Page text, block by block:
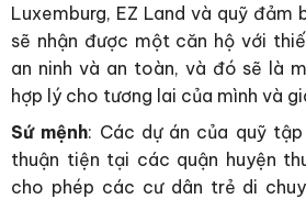
Luxemburg, EZ Land và quỹ đảm
sẽ nhận được một căn hộ với
an ninh và an toàn, và đó sẽ là
hợp lý cho tương lai của mình và
Sứ mệnh: Các dự án của quỹ
thuận tiện tại các quận huyện
cho phép các cư dân trẻ di